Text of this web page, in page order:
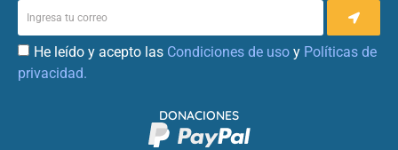
He leído y acepto las Condiciones de uso y Políticas de
privacidad.
DONACIONES